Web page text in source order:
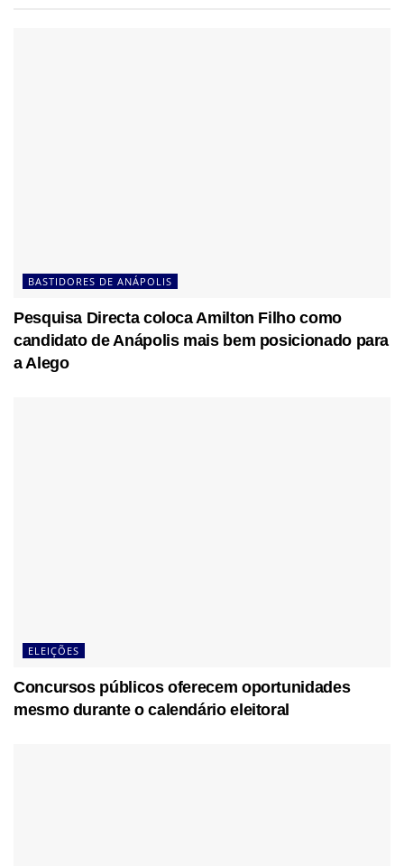
BASTIDORES DE ANÁPOLIS
Pesquisa Directa coloca Amilton Filho como
candidato de Anápolis mais bem posicionado para
a Alego
ELEIÇÕES
Concursos públicos oferecem oportunidades
mesmo durante o calendário eleitoral